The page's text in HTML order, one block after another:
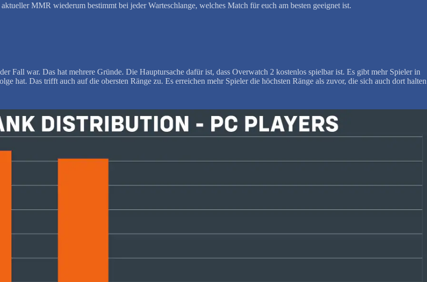
MMR wiederum bestimmt bei jeder Warteschlange, welches Match für euch am besten geeignet ist.
Fall war. Das hat mehrere Gründe. Die Hauptursache dafür ist, dass Overwatch 2 kostenlos spielbar ist. Es gibt mehr Spieler in
hat. Das trifft auch auf die obersten Ränge zu. Es erreichen mehr Spieler die höchsten Ränge als zuvor, die sich auch dort halten